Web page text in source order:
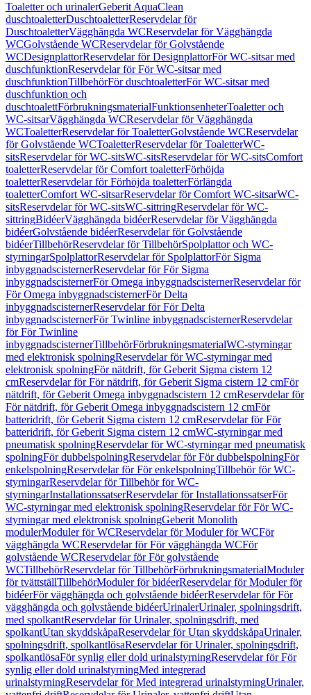
Toaletter och urinalerGeberit AquaClean
duschtoaletterDuschtoaletterReservdelar för
DuschtoaletterVägghängda WCReservdelar för Vägghängda
WCGolvstående WCReservdelar för Golvstående
WCDesignplattorReservdelar för DesignplattorFör WC-sitsar med
duschfunktionReservdelar för För WC-sitsar med
duschfunktionTillbehörFör duschtoaletterFör WC-sitsar med
duschfunktion och
duschtoalettFörbrukningsmaterialFunktionsenheterToaletter och
WC-sitsarVägghängda WCReservdelar för Vägghängda
WCToaletterReservdelar för ToaletterGolvstående WCReservdelar
för Golvstående WCToaletterReservdelar för ToaletterWC-
sitsReservdelar för WC-sitsWC-sitsReservdelar för WC-sitsComfort
toaletterReservdelar för Comfort toaletterFörhöjda
toaletterReservdelar för Förhöjda toaletterFörlängda
toaletterComfort WC-sitsarReservdelar för Comfort WC-sitsarWC-
sitsReservdelar för WC-sitsWC-sittringReservdelar för WC-
sittringBidéerVägghängda bidéerReservdelar för Vägghängda
bidéerGolvstående bidéerReservdelar för Golvstående
bidéerTillbehörReservdelar för TillbehörSpolplattor och WC-
styrningarSpolplattorReservdelar för SpolplattorFör Sigma
inbyggnadscisternerReservdelar för För Sigma
inbyggnadscisternerFör Omega inbyggnadscisternerReservdelar för
För Omega inbyggnadscisternerFör Delta
inbyggnadscisternerReservdelar för För Delta
inbyggnadscisternerFör Twinline inbyggnadscisternerReservdelar
för För Twinline
inbyggnadscisternerTillbehörFörbrukningsmaterialWC-styrningar
med elektronisk spolningReservdelar för WC-styrningar med
elektronisk spolningFör nätdrift, för Geberit Sigma cistern 12
cmReservdelar för För nätdrift, för Geberit Sigma cistern 12 cmFör
nätdrift, för Geberit Omega inbyggnadscistern 12 cmReservdelar för
För nätdrift, för Geberit Omega inbyggnadscistern 12 cmFör
batteridrift, för Geberit Sigma cistern 12 cmReservdelar för För
batteridrift, för Geberit Sigma cistern 12 cmWC-styrningar med
pneumatisk spolningReservdelar för WC-styrningar med pneumatisk
spolningFör dubbelspolningReservdelar för För dubbelspolningFör
enkelspolningReservdelar för För enkelspolningTillbehör för WC-
styrningarReservdelar för Tillbehör för WC-
styrningarInstallationssatserReservdelar för InstallationssatserFör
WC-styrningar med elektronisk spolningReservdelar för För WC-
styrningar med elektronisk spolningGeberit Monolith
modulerModuler för WCReservdelar för Moduler för WCFör
vägghängda WCReservdelar för För vägghängda WCFör
golvstående WCReservdelar för För golvstående
WCTillbehörReservdelar för TillbehörFörbrukningsmaterialModuler
för tvättställTillbehörModuler för bidéerReservdelar för Moduler för
bidéerFör vägghängda och golvstående bidéerReservdelar för För
vägghängda och golvstående bidéerUrinalerUrinaler, spolningsdrift,
med spolkantReservdelar för Urinaler, spolningsdrift, med
spolkantUtan skyddskåpaReservdelar för Utan skyddskåpaUrinaler,
spolningsdrift, spolkantlösaReservdelar för Urinaler, spolningsdrift,
spolkantlösaFör synlig eller dold urinalstyrningReservdelar för För
synlig eller dold urinalstyrningMed integrerad
urinalstyrningReservdelar för Med integrerad urinalstyrningUrinaler,